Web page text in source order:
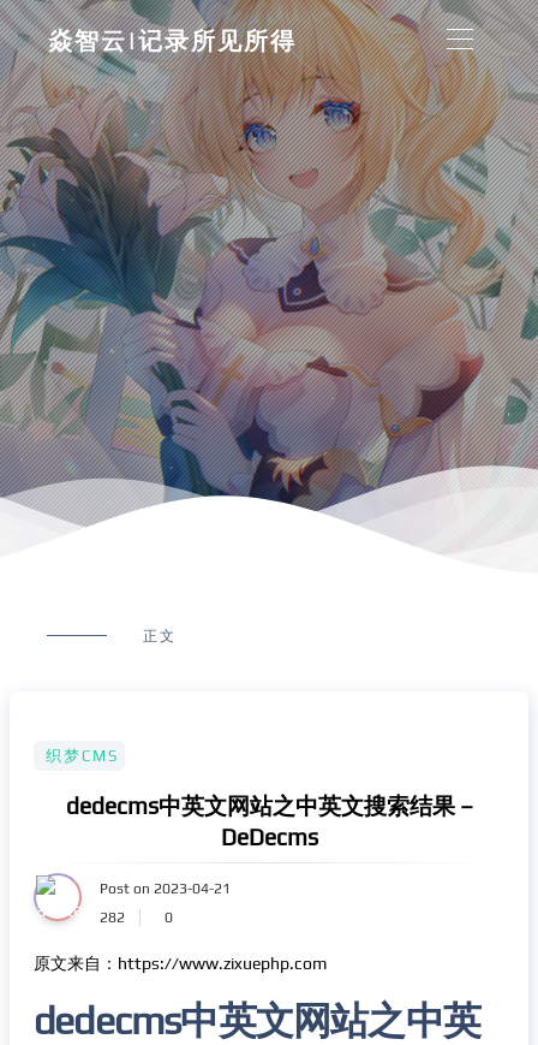
焱智云|记录所见所得
正文
织梦CMS
dedecms中英文网站之中英文搜索结果 –
DeDecms
Post on 2023-04-21
282
0
原文来自：https://www.zixuephp.com
dedecms中英文网站之中英